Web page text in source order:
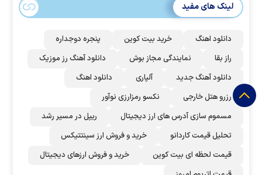
لینک های مفید
دانلود اهنگ خرید بیت کوین
پنجره دوجداره
راز بقا
نمایندگی مجاز بوش
دانلود آهنگ رز‌ موزیک
دانلود آهنگ جدید
آلپاری
دانلود اهنگ
رزرو هتل خارجی
نکسو رمزارزی نوآور
مسموم سازی آدرس های ارز دیجیتال
ریپل در مسیر رشد
تحلیل قیمت کاردانو
خرید و فروش ارز سینتتیکس
قیمت لحظه ای بیت کوین
خرید و فروش ارزهای دیجیتال